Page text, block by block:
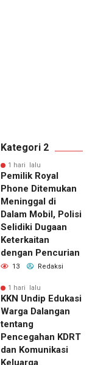
Kategori 2
1 hari lalu
Pemilik Royal
Phone Ditemukan
Meninggal di
Dalam Mobil, Polisi
Selidiki Dugaan
Keterkaitan
dengan Pencurian
13 Redaksi
1 hari lalu
KKN Undip Edukasi
Warga Dalangan
tentang
Pencegahan KDRT
dan Komunikasi